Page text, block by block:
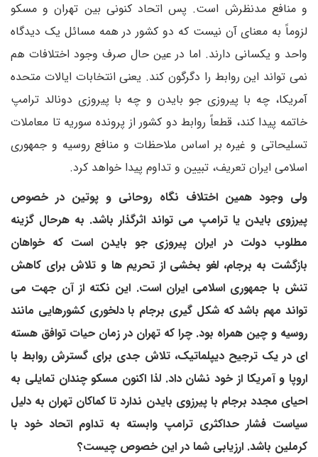
و منافع مدنظرش است. پس اتحاد کنونی بین تهران و مسکو
لزوماً به معنای آن نیست که دو کشور در همه مسائل یک دیدگاه
واحد و یکسانی دارند. اما در عین حال صرف وجود اختلافات هم
نمی تواند این روابط را دگرگون کند. یعنی انتخابات ایالات متحده
آمریکا، چه با پیروزی جو بایدن و چه با پیروزی دونالد ترامپ
خاتمه پیدا کند، قطعاً روابط دو کشور از پرونده سوریه تا معاملات
تسلیحاتی و غیره بر اساس ملاحظات و منافع روسیه و جمهوری
اسلامی ایران تعریف، تبیین و تداوم پیدا خواهد کرد.
ولی وجود همین اختلاف نگاه روحانی و پوتین در خصوص
پیرزوی بایدن یا ترامپ می تواند اثرگذار باشد. به هرحال گزینه
مطلوب دولت در ایران پیروزی جو بایدن است که خواهان
بازگشت به برجام، لغو بخشی از تحریم ها و تلاش برای کاهش
تنش با جمهوری اسلامی ایران است. این نکته از آن جهت می
تواند مهم باشد که شکل گیری برجام با دلخوری کشورهایی مانند
روسیه و چین همراه بود. چرا که تهران در زمان حیات توافق هسته
ای در یک ترجیح دیپلماتیک، تلاش جدی برای گسترش روابط با
اروپا و آمریکا از خود نشان داد. لذا اکنون مسکو چندان تمایلی به
احیای مجدد برجام با پیرزوی بایدن ندارد تا کماکان تهران به دلیل
سیاست فشار حداکثری ترامپ وابسته به تداوم اتحاد خود با
کرملین باشد. ارزیابی شما در این خصوص چیست؟